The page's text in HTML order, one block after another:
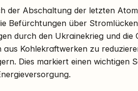
der Abschaltung der letzten
Befürchtungen über
durch den Ukrainekrieg und die
Kohlekraftwerken zu
Dies markiert einen wichtigen